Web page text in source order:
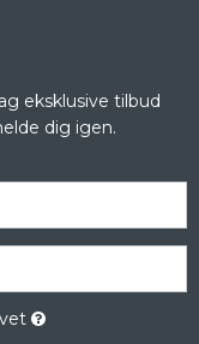
eksklusive tilbud
dig igen.